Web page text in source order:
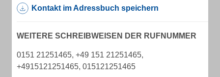
Kontakt im Adressbuch speichern
WEITERE SCHREIBWEISEN DER RUFNUMMER
0151 21251465, +49 151 21251465,
+4915121251465, 015121251465